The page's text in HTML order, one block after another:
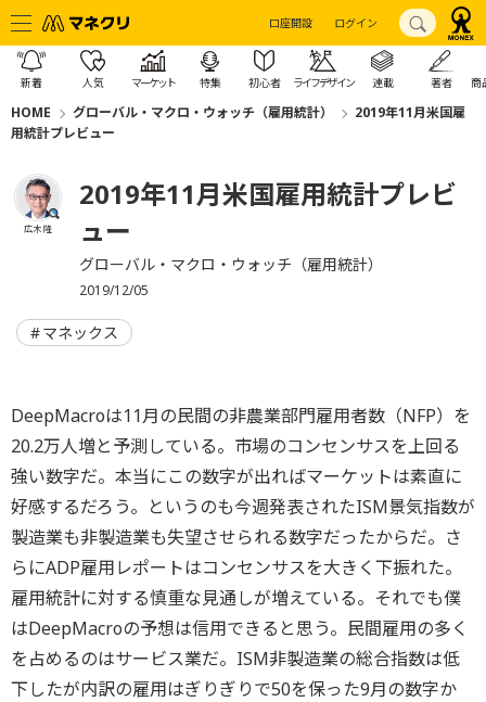
口座開設 ログイン
新着 人気 マーケット 特集 初心者 ライフデザイン 連載 著者 商
HOME グローバル・マクロ・ウォッチ（雇用統計）
2019年11月米国雇
用統計プレビュー
広木 隆
2019年11月米国雇用統計プレビ
ュー
グローバル・マクロ・ウォッチ（雇用統計）
2019/12/05
マネックス
DeepMacroは11月の民間の非農業部門雇用者数（NFP）を
20.2万人増と予測している。市場のコンセンサスを上回る
強い数字だ。本当にこの数字が出ればマーケットは素直に
好感するだろう。というのも今週発表されたISM景気指数が
製造業も非製造業も失望させられる数字だったからだ。さ
らにADP雇用レポートはコンセンサスを大きく下振れた。
雇用統計に対する慎重な見通しが増えている。それでも僕
はDeepMacroの予想は信用できると思う。民間雇用の多く
を占めるのはサービス業だ。ISM非製造業の総合指数は低
下したが内訳の雇用はぎりぎりで50を保った9月の数字か